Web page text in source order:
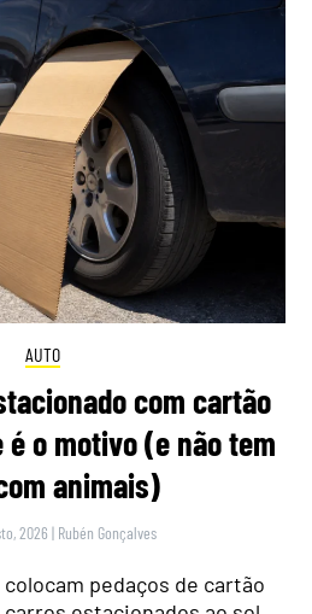
AUTO
com cartão
é o motivo (e não tem
animais)
2026 | Rubén Gonçalves
pedaços de cartão